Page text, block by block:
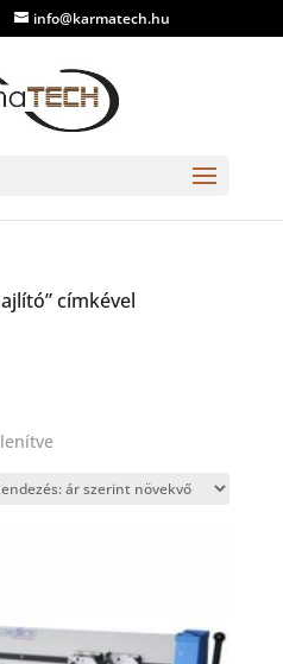
info@karmatech.hu
címkével
Sorted
price: